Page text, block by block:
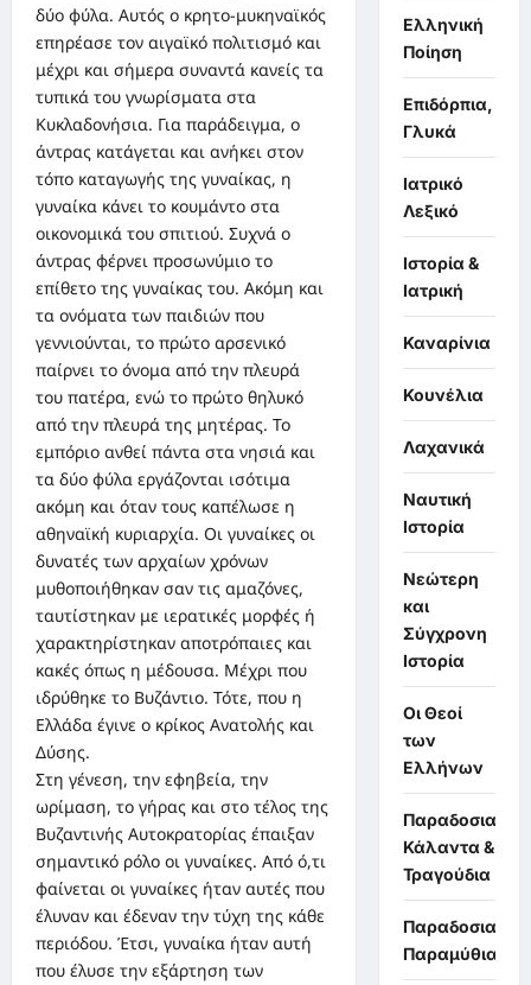
δύο φύλα. Αυτός ο κρητο-μυκηναϊκός
επηρέασε τον αιγαϊκό πολιτισμό και
μέχρι και σήμερα συναντά κανείς τα
τυπικά του γνωρίσματα στα
Κυκλαδονήσια. Για παράδειγμα, ο
άντρας κατάγεται και ανήκει στον
τόπο καταγωγής της γυναίκας, η
γυναίκα κάνει το κουμάντο στα
οικονομικά του σπιτιού. Συχνά ο
άντρας φέρνει προσωνύμιο το
επίθετο της γυναίκας του. Ακόμη και
τα ονόματα των παιδιών που
γεννιούνται, το πρώτο αρσενικό
παίρνει το όνομα από την πλευρά
του πατέρα, ενώ το πρώτο θηλυκό
από την πλευρά της μητέρας. Το
εμπόριο ανθεί πάντα στα νησιά και
τα δύο φύλα εργάζονται ισότιμα
ακόμη και όταν τους καπέλωσε η
αθηναϊκή κυριαρχία. Οι γυναίκες οι
δυνατές των αρχαίων χρόνων
μυθοποιήθηκαν σαν τις αμαζόνες,
ταυτίστηκαν με ιερατικές μορφές ή
χαρακτηρίστηκαν αποτρόπαιες και
κακές όπως η μέδουσα. Μέχρι που
ιδρύθηκε το Βυζάντιο. Τότε, που η
Ελλάδα έγινε ο κρίκος Ανατολής και
Δύσης.
Στη γένεση, την εφηβεία, την
ωρίμαση, το γήρας και στο τέλος της
Βυζαντινής Αυτοκρατορίας έπαιξαν
σημαντικό ρόλο οι γυναίκες. Από ό,τι
φαίνεται οι γυναίκες ήταν αυτές που
έλυναν και έδεναν την τύχη της κάθε
περιόδου. Έτσι, γυναίκα ήταν αυτή
που έλυσε την εξάρτηση των
Ελληνική
Ποίηση
Επιδόρπια,
Γλυκά
Ιατρικό
Λεξικό
Ιστορία &
Ιατρική
Καναρίνια
Κουνέλια
Λαχανικά
Ναυτική
Ιστορία
Νεώτερη
και
Σύγχρονη
Ιστορία
Οι Θεοί
των
Ελλήνων
Παραδοσιακά
Κάλαντα &
Τραγούδια
Παραδοσιακά
Παραμύθια